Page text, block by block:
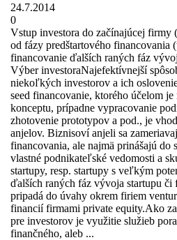
24.7.2014
0
Vstup investora do začínajúcej firmy
od fázy predštartového financovania
financovanie ďalších raných fáz
Výber investoraNajefektívnejší
niekoľkých investorov a ich
seed financovanie, ktorého účelom
konceptu, prípadne vypracovanie
zhotovenie prototypov a pod., je
anjelov. Biznisoví anjeli sa
financovania, ale najmä prinášajú do
vlastné podnikateľské vedomosti a
startupy, resp. startupy s veľkým
ďalších raných fáz vývoja startupu či
pripadá do úvahy okrem firiem
financií firmami private equity.Ako
pre investorov je využitie služieb
finančného, aleb ...